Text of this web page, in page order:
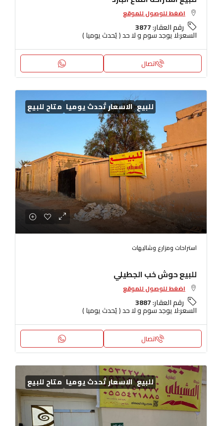
اضغط للوصول للموقع
رقم العقار:3877
السعر:لا يوجد سوم و لا حد ( يُحدث يوميا )
اتصال
للبيع الاسعار تُحدث يوميا متاح للبيع
استراحات ومزارع وشاليهات
للبيع حوش خب الجطيلي
اضغط للوصول للموقع
رقم العقار:3887
السعر:لا يوجد سوم و لا حد ( يُحدث يوميا )
اتصال
للبيع الاسعار تُحدث يوميا متاح للبيع